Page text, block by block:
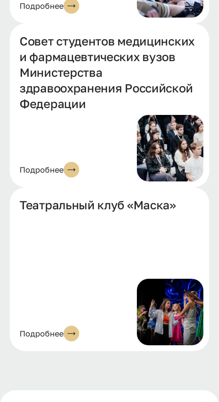
Подробнее
Совет студентов медицинских
и фармацевтических вузов
Министерства
здравоохранения Российской
Федерации
Подробнее
Театральный клуб «Маска»
Подробнее